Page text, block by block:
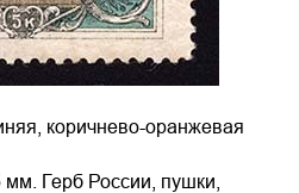
коричнево-оранжевая
Герб России, пушки,